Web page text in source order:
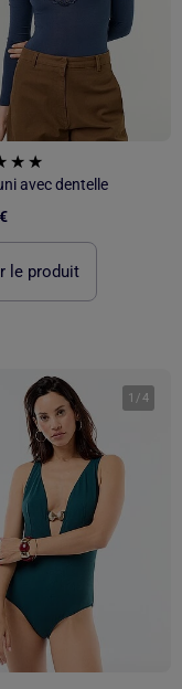
avec dentelle
le produit
1 /4